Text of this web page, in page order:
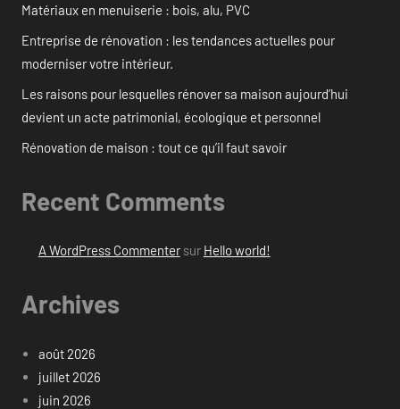
Matériaux en menuiserie : bois, alu, PVC
Entreprise de rénovation : les tendances actuelles pour
moderniser votre intérieur.
Les raisons pour lesquelles rénover sa maison aujourd’hui
devient un acte patrimonial, écologique et personnel
Rénovation de maison : tout ce qu’il faut savoir
Recent Comments
A WordPress Commentersur Hello world!
Archives
août 2026
juillet 2026
juin 2026